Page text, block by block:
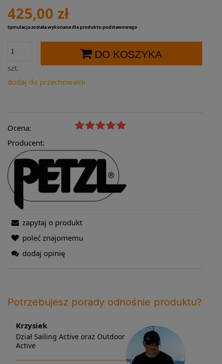
425,00 zł
Symulacja została wykonana dla produktu podstawowego
szt.
DO KOSZYKA
dodaj do przechowalni
Ocena:
Producent:
zapytaj o produkt
poleć znajomemu
dodaj opinię
Potrzebujesz porady odnośnie produktu?
Krzysiek
Dział Sailing Active oraz Outdoor
Active